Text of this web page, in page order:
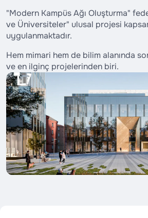
"Modern Kampüs Ağı Oluşturma"
ve Üniversiteler" ulusal projesi
uygulanmaktadır.
Hem mimari hem de bilim alanında
ve en ilginç projelerinden biri.